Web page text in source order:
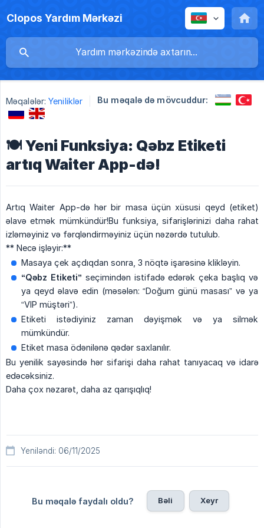
Clopos Yardım Mərkəzi
Məqalələr: Yeniliklər Bu məqalə də mövcuddur:
🍽️ Yeni Funksiya: Qəbz Etiketi
artıq Waiter App-də!
Artıq Waiter App-də hər bir masa üçün xüsusi qeyd (etiket)
əlavə etmək mümkündür!Bu funksiya, sifarişlərinizi daha rahat
izləməyiniz və fərqləndirməyiniz üçün nəzərdə tutulub.
** Necə işləyir:**
Masaya çek açdıqdan sonra, 3 nöqtə işarəsinə klikləyin.
“Qəbz Etiketi” seçimindən istifadə edərək çeka başlıq və
ya qeyd əlavə edin (məsələn: “Doğum günü masası” və ya
“VIP müştəri”).
Etiketi istədiyiniz zaman dəyişmək və ya silmək
mümkündür.
Etiket masa ödənilənə qədər saxlanılır.
Bu yenilik sayəsində hər sifarişi daha rahat tanıyacaq və idarə
edəcəksiniz.
Daha çox nəzarət, daha az qarışıqlıq!
Yeniləndi: 06/11/2025
Bu məqalə faydalı oldu? Bəli Xeyr